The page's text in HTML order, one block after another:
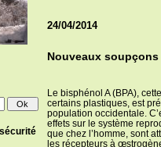
24/04/2014
Nouveaux
Le bisphénol A (BPA),
certains plastiques, est
population occidentale.
effets sur le système
que chez l’homme, sont
les récepteurs à